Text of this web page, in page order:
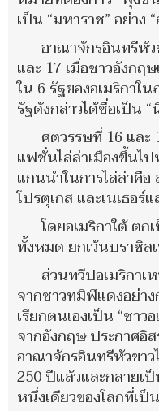
เป็น “มหาราช” อย่าง
อาณาจักรอินทรีหัว
และ 17 เมื่อชาวอังกฤ
ใน 6 รัฐของอเมริกาใ
รัฐดังกล่าวได้ชื่อเป็น
ศตวรรษที่ 16 และ
แฟชั่นไล่ล่าเมืองขึ้นไ
แกนนำในการไล่ล่าคือ
โปรตุเกส และเนเธอร์
โดยอเมริกาใต้ ต
ทั้งหมด ยกเว้นบราซิล
ส่วนทวีปอเมริกา
จากชาวทมิฬแดงอย่า
เรียกตนเองเป็น “ชา
จากอังกฤษ ประกาศอิ
อาณาจักรอินทรีหัวขา
250 ปีแล้วและกลาย
หนึ่งเดียวของโลกที่เ